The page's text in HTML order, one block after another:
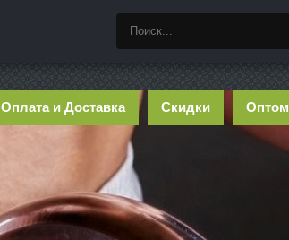
Оплата и Доставка Скидки Оптом